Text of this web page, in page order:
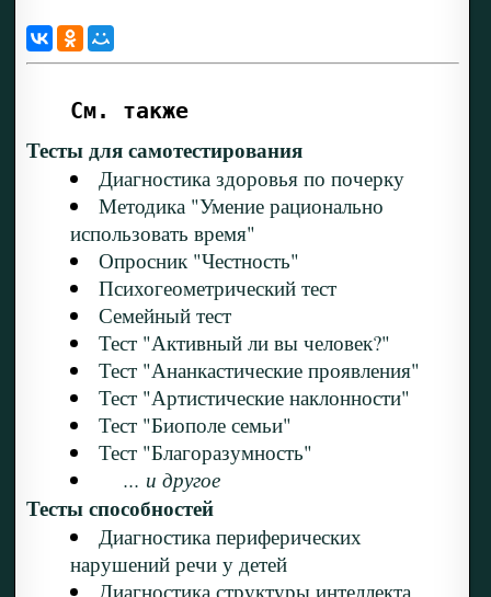
См. также
Тесты для самотестирования
Диагностика здоровья по почерку
Методика "Умение рационально
использовать время"
Опросник "Честность"
Психогеометрический тест
Семейный тест
Тест "Активный ли вы человек?"
Тест "Ананкастические проявления"
Тест "Артистические наклонности"
Тест "Биополе семьи"
Тест "Благоразумность"
... и другое
Тесты способностей
Диагностика периферических
нарушений речи у детей
Диагностика структуры интеллекта